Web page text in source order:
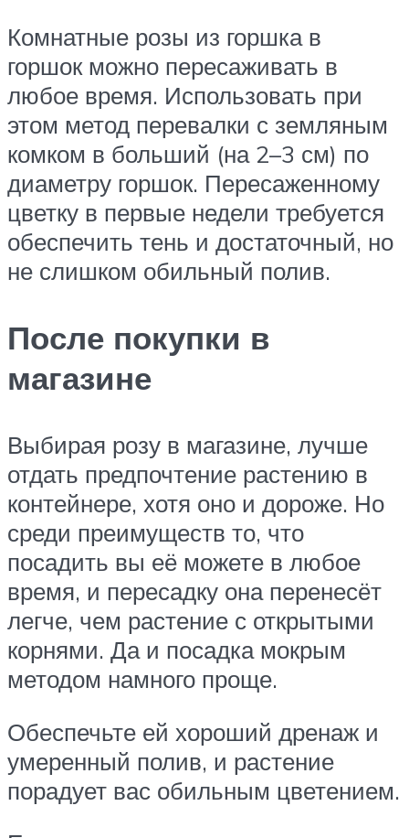
Комнатные розы из горшка в
горшок можно пересаживать в
любое время. Использовать при
этом метод перевалки с земляным
комком в больший (на 2–3 см) по
диаметру горшок. Пересаженному
цветку в первые недели требуется
обеспечить тень и достаточный, но
не слишком обильный полив.
После покупки в
магазине
Выбирая розу в магазине, лучше
отдать предпочтение растению в
контейнере, хотя оно и дороже. Но
среди преимуществ то, что
посадить вы её можете в любое
время, и пересадку она перенесёт
легче, чем растение с открытыми
корнями. Да и посадка мокрым
методом намного проще.
Обеспечьте ей хороший дренаж и
умеренный полив, и растение
порадует вас обильным цветением.